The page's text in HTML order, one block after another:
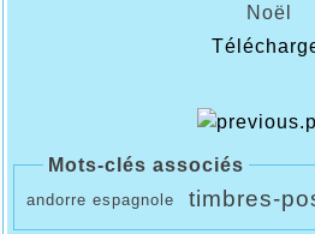
Noël
Mots-clés associés
andorre espagnole timbres-